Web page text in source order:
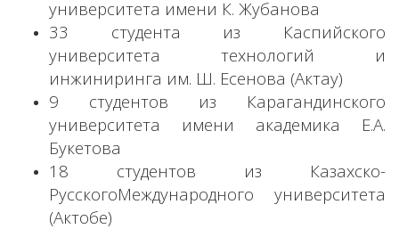
университета имени К. Жубанова
33 студента из Каспийского
университета технологий и
инжиниринга им. Ш. Есенова (Актау)
9 студентов из Карагандинского
университета имени академика Е.А.
Букетова
18 студентов из Казахско-
РусскогоМеждународного университета
(Актобе)